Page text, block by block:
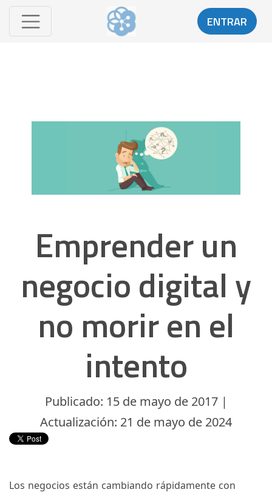
ENTRAR
Emprender un
negocio digital y
no morir en el
intento
Publicado: 15 de mayo de 2017 |
Actualización: 21 de mayo de 2024
Los negocios están cambiando rápidamente con